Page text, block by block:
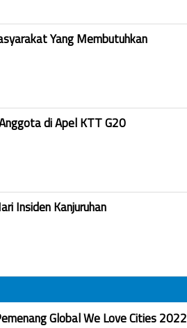
Yang Membutuhkan
di Apel KTT G20
Insiden Kanjuruhan
Global We Love Cities 2022